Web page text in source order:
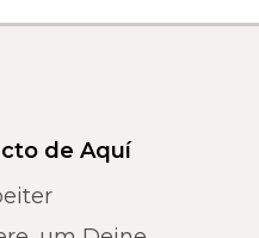
de Aquí